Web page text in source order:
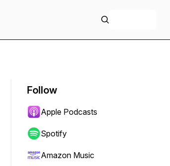
Follow
Apple Podcasts
Spotify
Amazon Music